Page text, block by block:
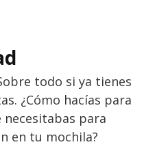
todo si ya tienes
¿Cómo hacías para
para
en tu mochila?